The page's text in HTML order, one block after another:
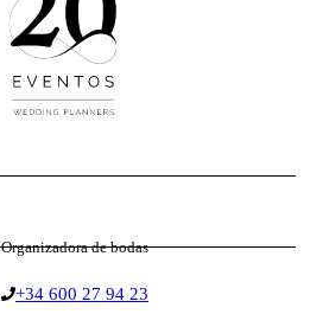
Organizadora de bodas
+34 600 27 94 23